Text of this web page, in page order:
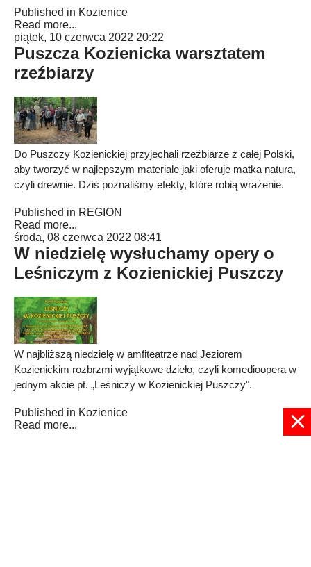
Published in Kozienice
Read more...
piątek, 10 czerwca 2022 20:22
Puszcza Kozienicka warsztatem
rzeźbiarzy
Do Puszczy Kozienickiej przyjechali rzeźbiarze z całej Polski,
aby tworzyć w najlepszym materiale jaki oferuje matka natura,
czyli drewnie. Dziś poznaliśmy efekty, które robią wrażenie.
Published in REGION
Read more...
środa, 08 czerwca 2022 08:41
W niedzielę wysłuchamy opery o
Leśniczym z Kozienickiej Puszczy
W najbliższą niedzielę w amfiteatrze nad Jeziorem
Kozienickim rozbrzmi wyjątkowe dzieło, czyli komedioopera w
jednym akcie pt. „Leśniczy w Kozienickiej Puszczy".
Published in Kozienice
Read more...